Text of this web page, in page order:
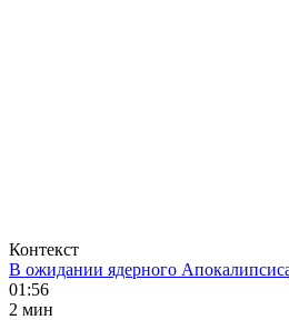
Контекст
В ожидании ядерного
01:56
2 мин